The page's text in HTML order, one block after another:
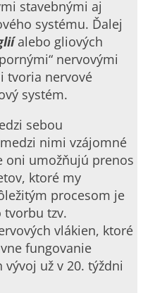
stavebnými aj
systému. Ďalej
alebo gliových
nervovými
tvoria nervové
systém.
sebou
nimi vzájomné
oni umožňujú prenos
ktoré my
procesom je
tvorbu tzv.
vlákien, ktoré
fungovanie
už v 20. týždni